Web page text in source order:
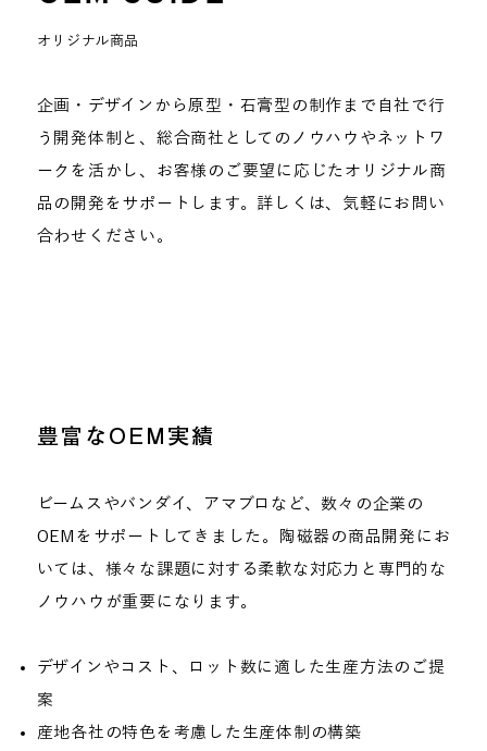
オリジナル商品
企画・デザインから原型・石膏型の制作まで自社で行
う開発体制と、総合商社としてのノウハウやネットワ
ークを活かし、お客様のご要望に応じたオリジナル商
品の開発をサポートします。詳しくは、気軽にお問い
合わせください。
豊富なOEM実績
ビームスやバンダイ、アマブロなど、数々の企業の
OEMをサポートしてきました。陶磁器の商品開発にお
いては、様々な課題に対する柔軟な対応力と専門的な
ノウハウが重要になります。
デザインやコスト、ロット数に適した生産方法のご提
案
産地各社の特色を考慮した生産体制の構築